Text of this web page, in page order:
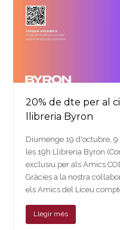
20% de dte per al
llibreria Byron
Diumenge 19 d'octubre,
les 19h Llibreria Byron
exclusiu per als Amics
Gràcies a la nostra
els Amics del Liceu
Llegir més